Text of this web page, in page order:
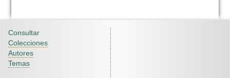
Consultar
Colecciones
Autores
Temas